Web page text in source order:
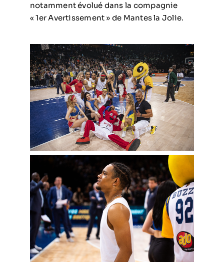
notamment évolué dans la compagnie
« 1er Avertissement » de Mantes la Jolie.